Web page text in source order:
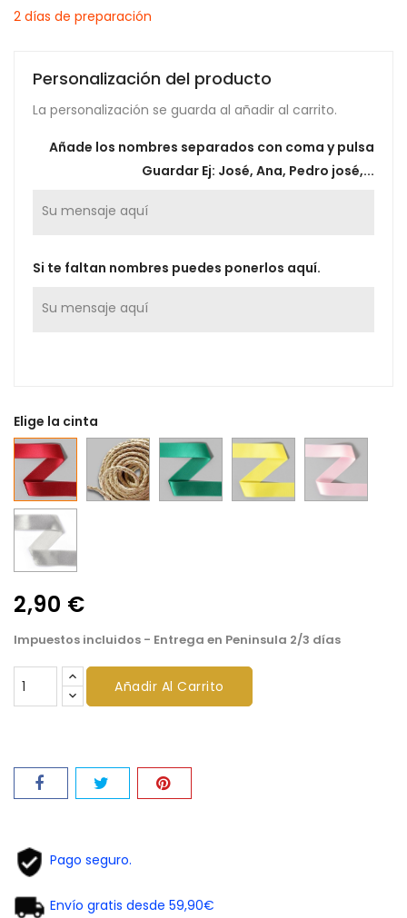
2 días de preparación
Personalización del producto
La personalización se guarda al añadir al carrito.
Añade los nombres separados con coma y pulsa
Guardar Ej: José, Ana, Pedro josé,...
Si te faltan nombres puedes ponerlos aquí.
Elige la cinta
roja
0,5mm
Cuerda
Verde
0,5mm
Amarillo
0,5mm
Rosa
0,5mm
Gris
0,5mm
2,90 €
Impuestos incluidos - Entrega en Peninsula 2/3 días
Añadir Al Carrito
Pago seguro.
Envío gratis desde 59,90€